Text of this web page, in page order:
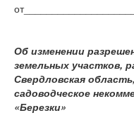
Об изменении
земельных участков,
Свердловская
садоводческое
«Березки»